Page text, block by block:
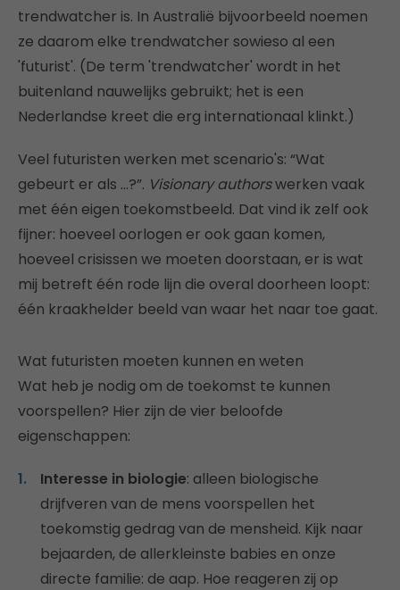
trendwatcher is. In Australië bijvoorbeeld noemen
ze daarom elke trendwatcher sowieso al een
'futurist'. (De term 'trendwatcher' wordt in het
buitenland nauwelijks gebruikt; het is een
Nederlandse kreet die erg internationaal klinkt.)
Veel futuristen werken met scenario's: “Wat
gebeurt er als …?”. Visionary authorswerken vaak
met één eigen toekomstbeeld. Dat vind ik zelf ook
fijner: hoeveel oorlogen er ook gaan komen,
hoeveel crisissen we moeten doorstaan, er is wat
mij betreft één rode lijn die overal doorheen loopt:
één kraakhelder beeld van waar het naar toe gaat.
Wat futuristen moeten kunnen en weten
Wat heb je nodig om de toekomst te kunnen
voorspellen? Hier zijn de vier beloofde
eigenschappen:
Interesse in biologie: alleen biologische
drijfveren van de mens voorspellen het
toekomstig gedrag van de mensheid. Kijk naar
bejaarden, de allerkleinste babies en onze
directe familie: de aap. Hoe reageren zij op